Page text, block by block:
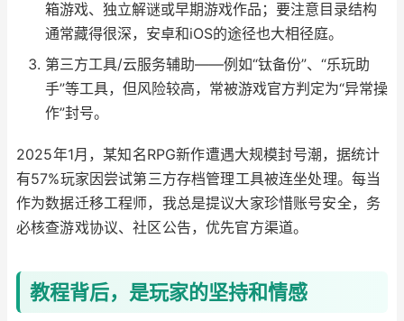
箱游戏、独立解谜或早期游戏作品；要注意目录结构
通常藏得很深，安卓和iOS的途径也大相径庭。
第三方工具/云服务辅助——例如“钛备份”、“乐玩助
手”等工具，但风险较高，常被游戏官方判定为“异常操
作”封号。
2025年1月，某知名RPG新作遭遇大规模封号潮，据统计
有57%玩家因尝试第三方存档管理工具被连坐处理。每当
作为数据迁移工程师，我总是提议大家珍惜账号安全，务
必核查游戏协议、社区公告，优先官方渠道。
教程背后，是玩家的坚持和情感